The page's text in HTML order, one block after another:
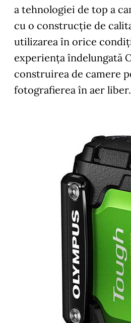
a tehnologiei de top a
cu o construcţie de
utilizarea în orice
experienţa îndelungată
construirea de camere
fotografierea în aer liber.